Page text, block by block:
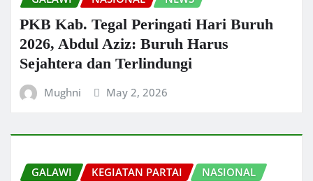
PKB Kab. Tegal Peringati Hari Buruh
2026, Abdul Aziz: Buruh Harus
Sejahtera dan Terlindungi
Mughni May 2, 2026
GALAWI KEGIATAN PARTAI
NASIONAL